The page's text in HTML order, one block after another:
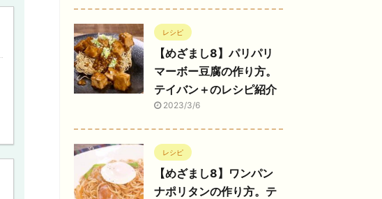
レシピ
【めざまし8】パリパリ
マーボー豆腐の作り方。
テイバン＋のレシピ紹介
2023/3/6
レシピ
【めざまし8】ワンパン
ナポリタンの作り方。テ